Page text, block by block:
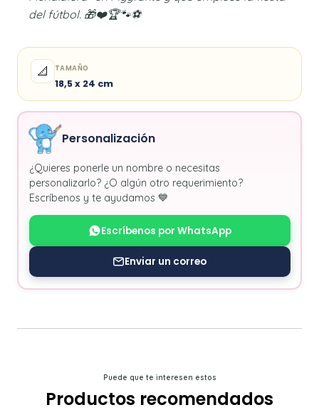
del fútbol. 🎁❤️🏆🐾⚽
📐 TAMAÑO
18,5 x 24 cm
Personalización
¿Quieres ponerle un nombre o necesitas
personalizarlo? ¿O algún otro requerimiento?
Escríbenos y te ayudamos 💙
Escríbenos por WhatsApp
Enviar un correo
Puede que te interesen estos
Productos recomendados